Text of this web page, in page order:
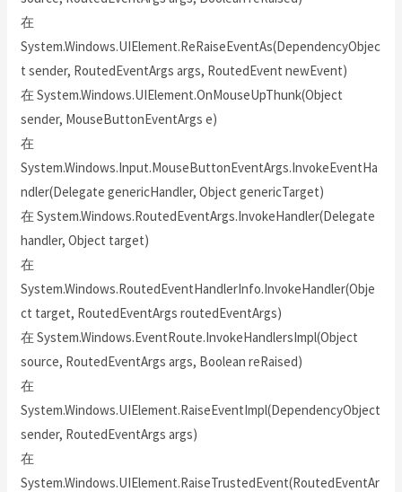
在
System.Windows.UIElement.ReRaiseEventAs(DependencyObjec
t sender, RoutedEventArgs args, RoutedEvent newEvent)
在 System.Windows.UIElement.OnMouseUpThunk(Object
sender, MouseButtonEventArgs e)
在
System.Windows.Input.MouseButtonEventArgs.InvokeEventHa
ndler(Delegate genericHandler, Object genericTarget)
在 System.Windows.RoutedEventArgs.InvokeHandler(Delegate
handler, Object target)
在
System.Windows.RoutedEventHandlerInfo.InvokeHandler(Obje
ct target, RoutedEventArgs routedEventArgs)
在 System.Windows.EventRoute.InvokeHandlersImpl(Object
source, RoutedEventArgs args, Boolean reRaised)
在
System.Windows.UIElement.RaiseEventImpl(DependencyObject
sender, RoutedEventArgs args)
在
System.Windows.UIElement.RaiseTrustedEvent(RoutedEventAr